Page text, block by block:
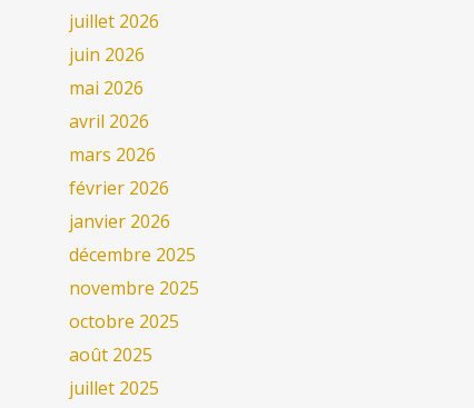
juillet 2026
juin 2026
mai 2026
avril 2026
mars 2026
février 2026
janvier 2026
décembre 2025
novembre 2025
octobre 2025
août 2025
juillet 2025